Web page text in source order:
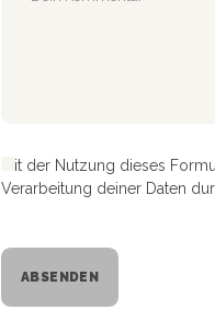
Mit der Nutzung dieses
Verarbeitung deiner Daten